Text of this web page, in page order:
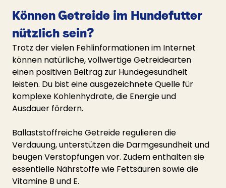
Können Getreide im Hundefutter
nützlich sein?
Trotz der vielen Fehlinformationen im Internet
können natürliche, vollwertige Getreidearten
einen positiven Beitrag zur Hundegesundheit
leisten. Du bist eine ausgezeichnete Quelle für
komplexe Kohlenhydrate, die Energie und
Ausdauer fördern.
Ballaststoffreiche Getreide regulieren die
Verdauung, unterstützen die Darmgesundheit und
beugen Verstopfungen vor. Zudem enthalten sie
essentielle Nährstoffe wie Fettsäuren sowie die
Vitamine B und E.